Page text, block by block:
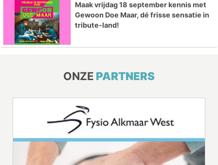
Maak vrijdag 18 september kennis met
Gewoon Doe Maar, dé frisse sensatie in
tribute-land!
ONZE PARTNERS